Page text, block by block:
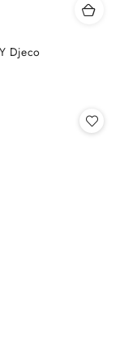
Djeco